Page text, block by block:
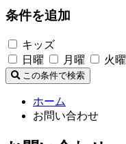
条件を追加
キッズ
日曜
月曜 火曜
この条件で検索
ホーム
お問い合わせ